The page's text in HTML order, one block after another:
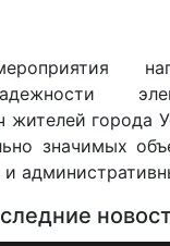
жителей города
значимых